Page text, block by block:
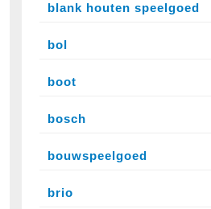
blank houten speelgoed
bol
boot
bosch
bouwspeelgoed
brio